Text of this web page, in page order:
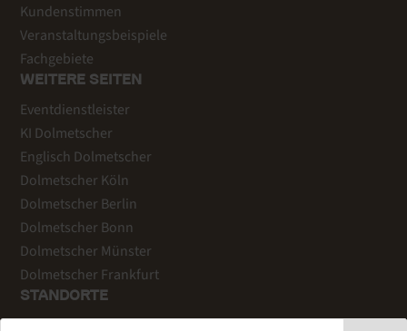
Kundenstimmen
Veranstaltungsbeispiele
Fachgebiete
WEITERE SEITEN
Eventdienstleister
KI Dolmetscher
Englisch Dolmetscher
Dolmetscher Köln
Dolmetscher Berlin
Dolmetscher Bonn
Dolmetscher Münster
Dolmetscher Frankfurt
STANDORTE
Köln: Tel +49 221 759 344-20 |info@wort-wahl.de